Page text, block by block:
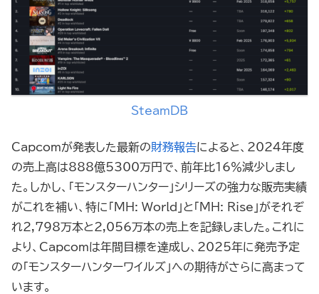
SteamDB
Capcomが発表した最新の財務報告によると、2024年度
の売上高は888億5300万円で、前年比16％減少しまし
た。しかし、「モンスターハンター」シリーズの強力な販売実績
がこれを補い、特に「MH: World」と「MH: Rise」がそれぞ
れ2,798万本と2,056万本の売上を記録しました。これに
より、Capcomは年間目標を達成し、2025年に発売予定
の「モンスターハンターワイルズ」への期待がさらに高まって
います。